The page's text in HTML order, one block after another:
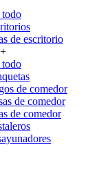
todo
de escritorio
+
todo
de comedor
de comedor
de comedor